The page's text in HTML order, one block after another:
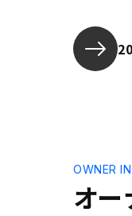
オー
OWNER